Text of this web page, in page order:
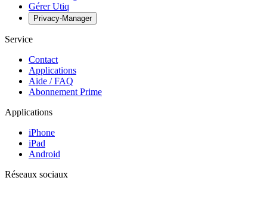
Gérer Utiq
Privacy-Manager
Service
Contact
Applications
Aide / FAQ
Abonnement Prime
Applications
iPhone
iPad
Android
Réseaux sociaux